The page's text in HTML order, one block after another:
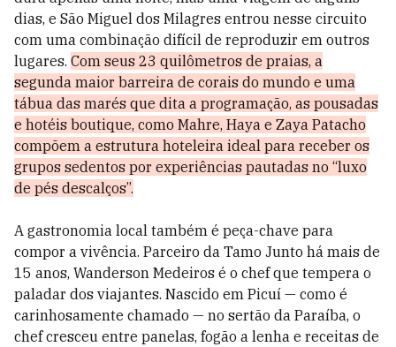
dias, e São Miguel dos Milagres entrou nesse circuito
com uma combinação difícil de reproduzir em outros
lugares. Com seus 23 quilômetros de praias, a
segunda maior barreira de corais do mundo e uma
tábua das marés que dita a programação, as pousadas
e hotéis boutique, como Mahre, Haya e Zaya Patacho
compõem a estrutura hoteleira ideal para receber os
grupos sedentos por experiências pautadas no “luxo
de pés descalços”.
A gastronomia local também é peça-chave para
compor a vivência. Parceiro da Tamo Junto há mais de
15 anos, Wanderson Medeiros é o chef que tempera o
paladar dos viajantes. Nascido em Picuí — como é
carinhosamente chamado — no sertão da Paraíba, o
chef cresceu entre panelas, fogão a lenha e receitas de